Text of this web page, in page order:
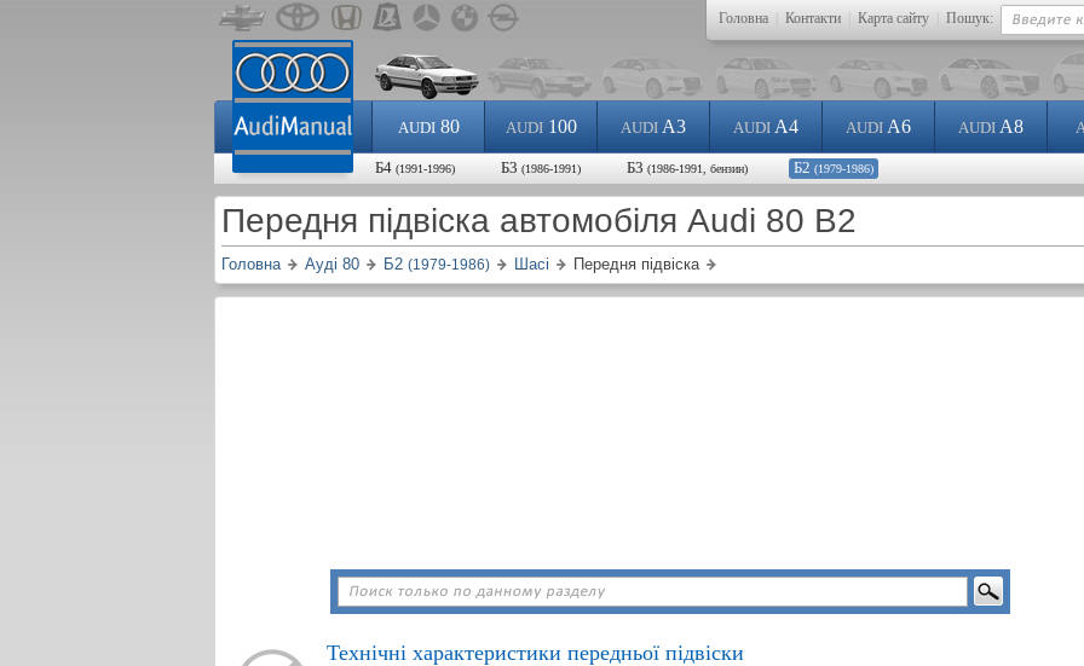
Головна Контакти Карта сайту Пошук:
AUDI80 AUDI100 AUDI A3 AUDI A4 AUDI A6 AUDI A8
Б4 (1991-1996) Б3 (1986-1991) Б3 (1986-1991, бензин) Б2 (1979-1986)
Передня підвіска автомобіля Audi 80 B2
Головна Ауді 80 Б2 (1979-1986) Шасі Передня підвіска
Технічні характеристики передньої підвіски